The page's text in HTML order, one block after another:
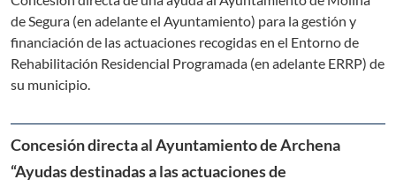
de Segura (en adelante el Ayuntamiento) para la gestión y
financiación de las actuaciones recogidas en el Entorno de
Rehabilitación Residencial Programada (en adelante ERRP) de
su municipio.
Concesión directa al Ayuntamiento de Archena
“Ayudas destinadas a las actuaciones de